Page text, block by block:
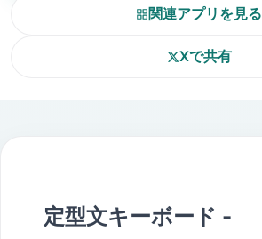
関連アプリを見る
Xで共有
定型文キーボード -